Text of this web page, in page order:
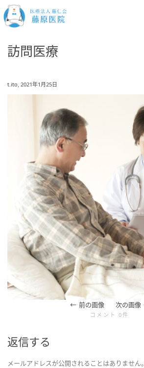
訪問医療
t.ito, 2021年1月25日
前の画像 次の画像
コメント 0件
返信する
メールアドレスが公開されることはありません。